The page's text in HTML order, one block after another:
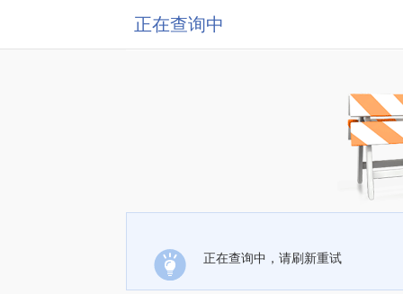
正在查询中
正在查询中，请刷新重试